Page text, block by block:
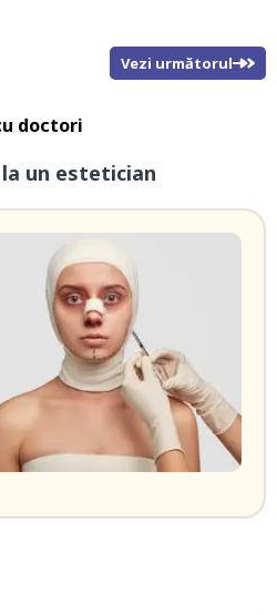
Vezi următorul
doctori
un estetician